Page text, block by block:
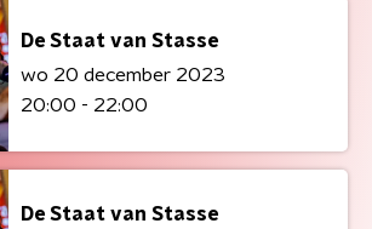
De Staat van Stasse
wo 20 december 2023
20:00 - 22:00
De Staat van Stasse